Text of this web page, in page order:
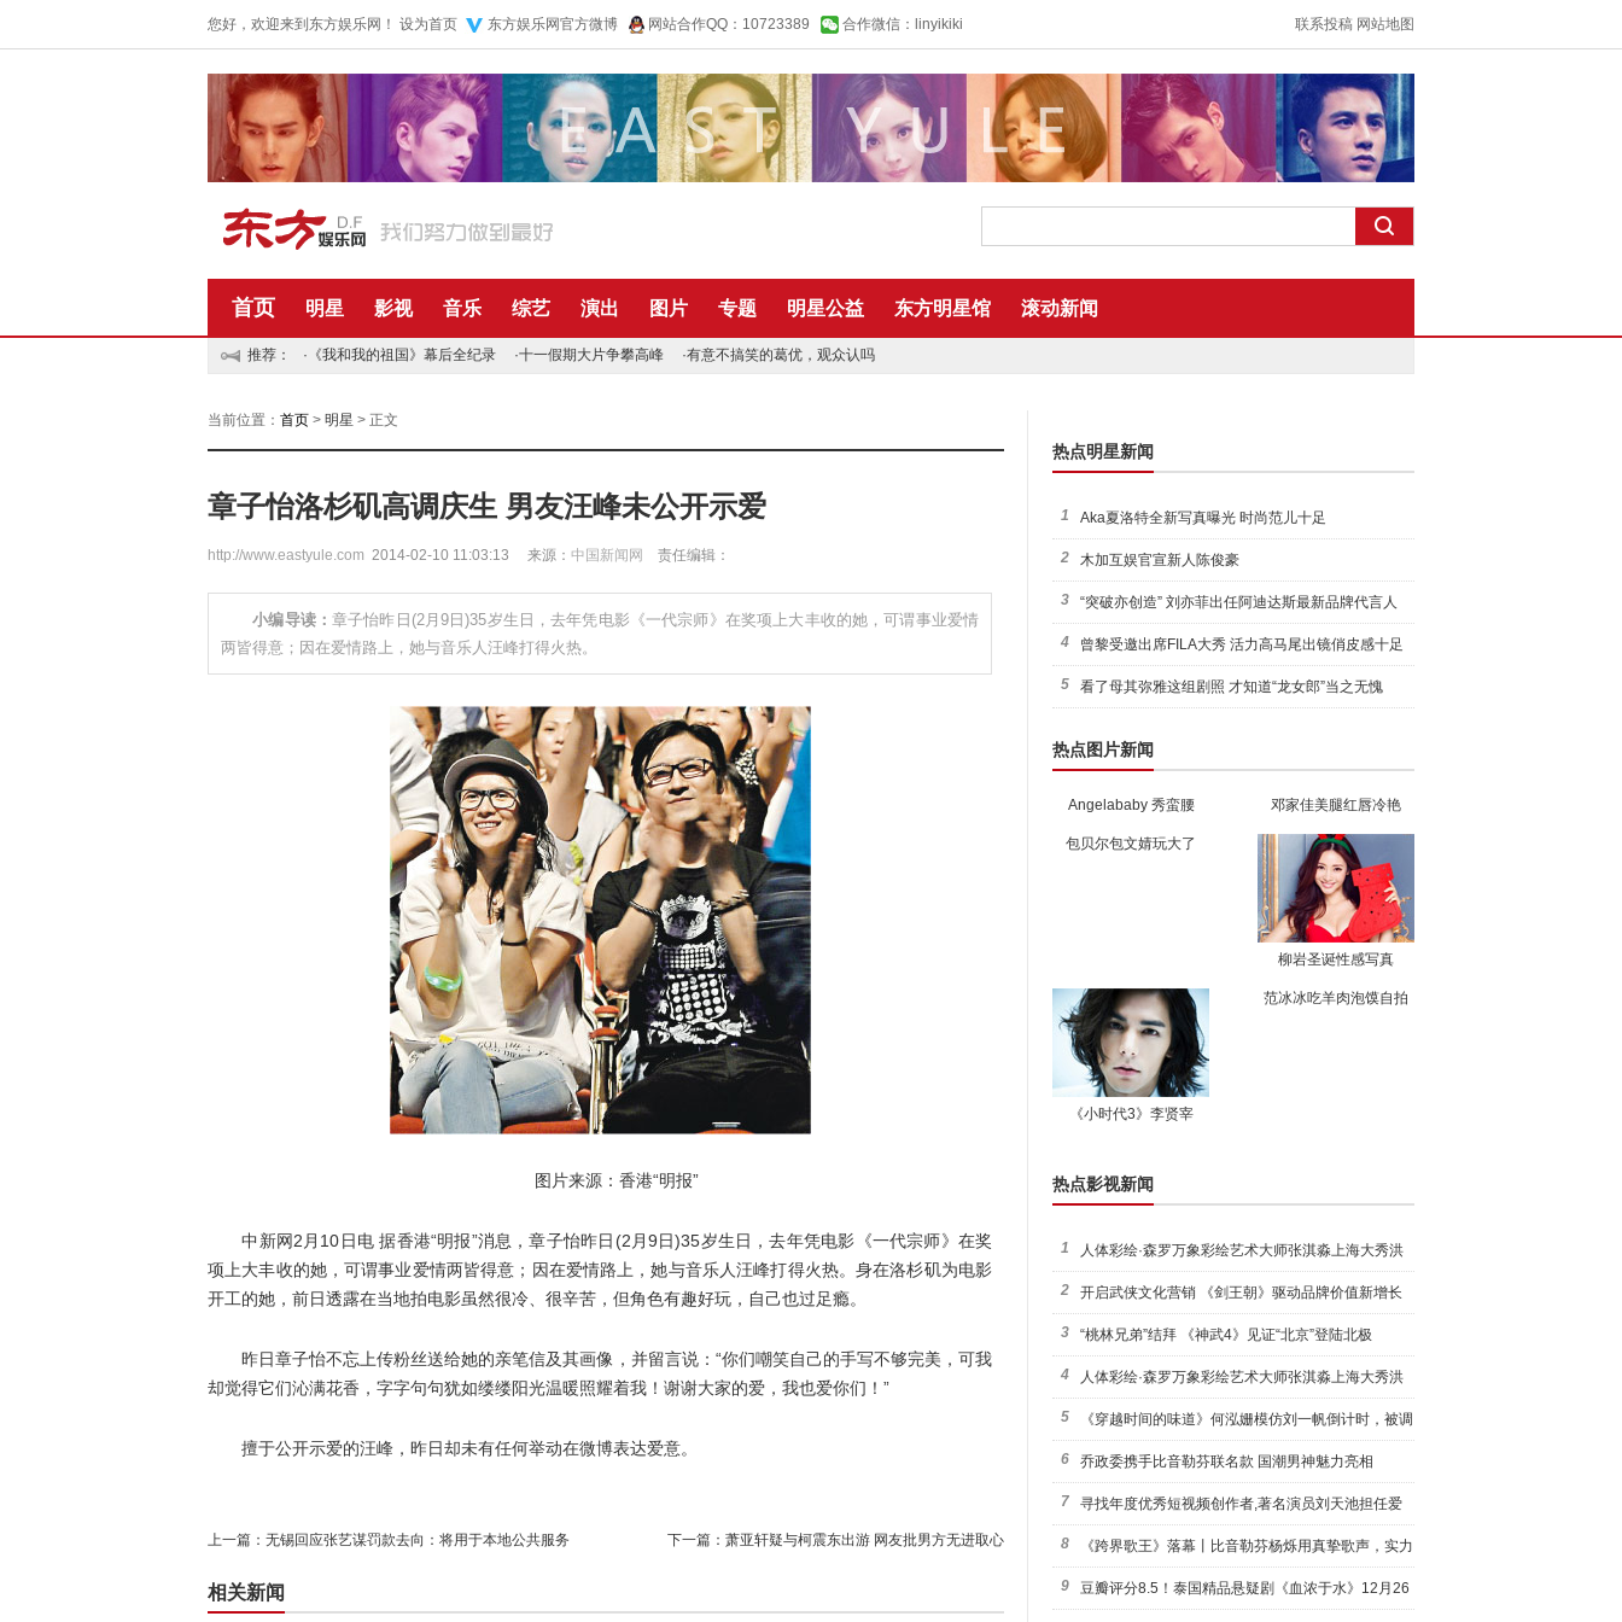
您好，欢迎来到东方娱乐网！ 设为首页 东方娱乐网官方微博 网站合作QQ：10723389 合作微信：linyikiki 联系投稿 网站地图
首页 明星 影视 音乐 综艺 演出 图片 专题 明星公益 东方明星馆 滚动新闻
推荐： · 《我和我的祖国》幕后全纪录 ·十一假期大片争攀高峰 ·有意不搞笑的葛优，观众认吗
当前位置： 首页 > 明星 > 正文
章子怡洛杉矶高调庆生 男友汪峰未公开示爱
http://www.eastyule.com 2014-02-10 11:03:13 来源： 中国新闻网 责任编辑：
小编导读：章子怡昨日(2月9日)35岁生日，去年凭电影《一代宗师》在奖项上大丰收的她，可谓事业爱情
两皆得意；因在爱情路上，她与音乐人汪峰打得火热。
图片来源：香港“明报”
中新网2月10日电 据香港“明报”消息，章子怡昨日(2月9日)35岁生日，去年凭电影《一代宗师》在奖
项上大丰收的她，可谓事业爱情两皆得意；因在爱情路上，她与音乐人汪峰打得火热。身在洛杉矶为电影
开工的她，前日透露在当地拍电影虽然很冷、很辛苦，但角色有趣好玩，自己也过足瘾。
昨日章子怡不忘上传粉丝送给她的亲笔信及其画像，并留言说：“你们嘲笑自己的手写不够完美，可我
却觉得它们沁满花香，字字句句犹如缕缕阳光温暖照耀着我！谢谢大家的爱，我也爱你们！”
擅于公开示爱的汪峰，昨日却未有任何举动在微博表达爱意。
上一篇： 无锡回应张艺谋罚款去向：将用于本地公共服务 下一篇： 萧亚轩疑与柯震东出游 网友批男方无进取心
相关新闻
热点明星新闻
1 Aka夏洛特全新写真曝光 时尚范儿十足
2 木加互娱官宣新人陈俊豪
3 “突破亦创造” 刘亦菲出任阿迪达斯最新品牌代言人
引爆
4 曾黎受邀出席FILA大秀 活力高马尾出镜俏皮感十足
5 看了母其弥雅这组剧照 才知道“龙女郎”当之无愧
热点图片新闻
Angelababy 秀蛮腰 邓家佳美腿红唇冷艳
包贝尔包文婧玩大了
柳岩圣诞性感写真
《小时代3》李贤宰
范冰冰吃羊肉泡馍自拍
热点影视新闻
1 人体彩绘·森罗万象彩绘艺术大师张淇淼上海大秀洪
荒宇宙
2 开启武侠文化营销 《剑王朝》驱动品牌价值新增长
3 “桃林兄弟”结拜 《神武4》见证“北京”登陆北极
4 人体彩绘·森罗万象彩绘艺术大师张淇淼上海大秀洪
荒宇宙
5 《穿越时间的味道》何泓姗模仿刘一帆倒计时，被调
侃“学人
6 乔政委携手比音勒芬联名款 国潮男神魅力亮相
7 寻找年度优秀短视频创作者,著名演员刘天池担任爱
奇艺号"奇
8 《跨界歌王》落幕丨比音勒芬杨烁用真挚歌声，实力
圈粉!
9 豆瓣评分8.5！泰国精品悬疑剧《血浓于水》12月26